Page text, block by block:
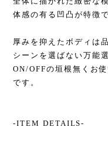
体感の有る凹凸が特徴で
厚みを抑えたボディは
シーンを選ばない万能選
ON/OFFの垣根無くお
です。
-ITEM DETAILS-